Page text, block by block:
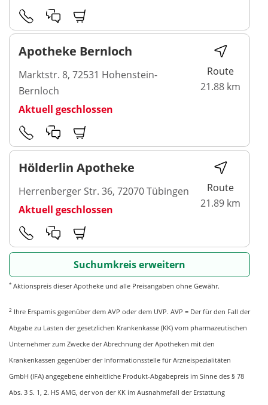
Apotheke Bernloch
Marktstr. 8, 72531 Hohenstein-
Bernloch
Aktuell geschlossen
Route
21.88 km
Hölderlin Apotheke
Herrenberger Str. 36, 72070 Tübingen
Aktuell geschlossen
Route
21.89 km
Suchumkreis erweitern
* Aktionspreis dieser Apotheke und alle Preisangaben ohne Gewähr.
2 Ihre Ersparnis gegenüber dem AVP oder dem UVP. AVP = Der für den Fall der
Abgabe zu Lasten der gesetzlichen Krankenkasse (KK) vom pharmazeutischen
Unternehmer zum Zwecke der Abrechnung der Apotheken mit den
Krankenkassen gegenüber der Informationsstelle für Arzneispezialitäten
GmbH (IFA) angegebene einheitliche Produkt-Abgabepreis im Sinne des § 78
Abs. 3 S. 1, 2. HS AMG, der von der KK im Ausnahmefall der Erstattung